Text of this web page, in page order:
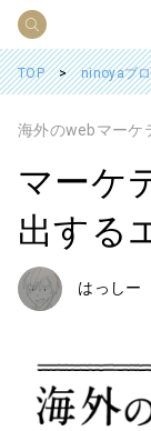
TOP ninoyaブ
海外のwebマーケ
マーケ
出する
はっしー